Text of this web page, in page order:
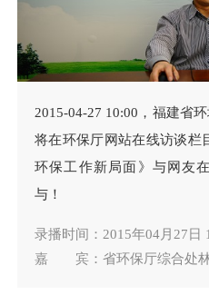
2015-04-27 10:00，福建省
将在环保厅网站在线访谈栏
环保工作新局面》与网友
与！
录播时间：2015年04月27日
嘉 宾：省环保厅综合处林